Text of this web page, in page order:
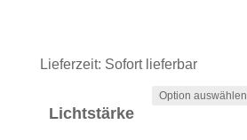
Lieferzeit: Sofort lieferbar
Lichtstärke